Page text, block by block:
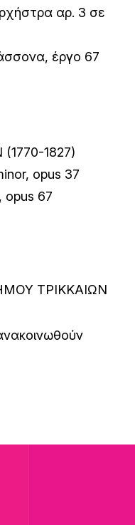
αρ. 3 σε
έργο 67
(1770-1827)
opus 37
opus 67
ΤΡΙΚΚΑΙΩΝ